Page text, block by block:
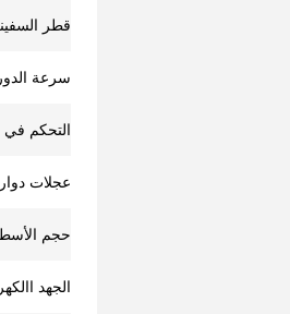
قطر
سرعة
التحكم في
عجلات
حجم
الجهد